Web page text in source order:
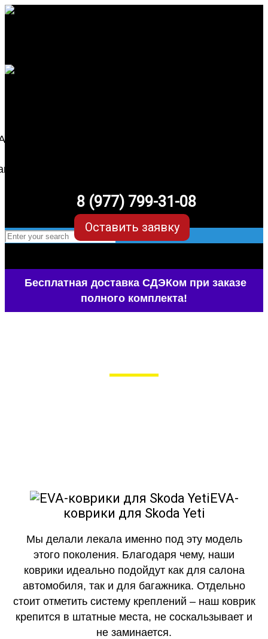
8 (977) 799-31-08
Оставить заявку
Бесплатная доставка СДЭКом при заказе
полного комплекта!
EVA-
коврики для Skoda Yeti
Мы делали лекала именно под эту модель
этого поколения. Благодаря чему, наши
коврики идеально подойдут как для салона
автомобиля, так и для багажника. Отдельно
стоит отметить систему креплений – наш коврик
крепится в штатные места, не соскальзывает и
не заминается.